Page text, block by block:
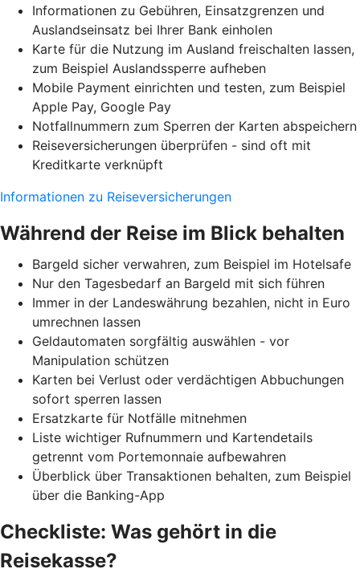
Informationen zu Gebühren, Einsatzgrenzen und
Auslandseinsatz bei Ihrer Bank einholen
Karte für die Nutzung im Ausland freischalten lassen,
zum Beispiel Auslandssperre aufheben
Mobile Payment einrichten und testen, zum Beispiel
Apple Pay, Google Pay
Notfallnummern zum Sperren der Karten abspeichern
Reiseversicherungen überprüfen - sind oft mit
Kreditkarte verknüpft
Informationen zu Reiseversicherungen
Während der Reise im Blick behalten
Bargeld sicher verwahren, zum Beispiel im Hotelsafe
Nur den Tagesbedarf an Bargeld mit sich führen
Immer in der Landeswährung bezahlen, nicht in Euro
umrechnen lassen
Geldautomaten sorgfältig auswählen - vor
Manipulation schützen
Karten bei Verlust oder verdächtigen Abbuchungen
sofort sperren lassen
Ersatzkarte für Notfälle mitnehmen
Liste wichtiger Rufnummern und Kartendetails
getrennt vom Portemonnaie aufbewahren
Überblick über Transaktionen behalten, zum Beispiel
über die Banking-App
Checkliste: Was gehört in die
Reisekasse?